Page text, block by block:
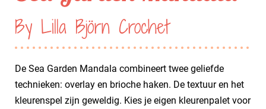
By Lilla Björn Crochet
De Sea Garden Mandala combineert twee geliefde
technieken: overlay en brioche haken. De textuur en het
kleurenspel zijn geweldig. Kies je eigen kleurenpalet voor